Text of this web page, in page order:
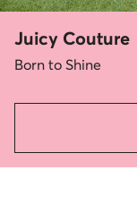
Juicy Couture
Born to Shine